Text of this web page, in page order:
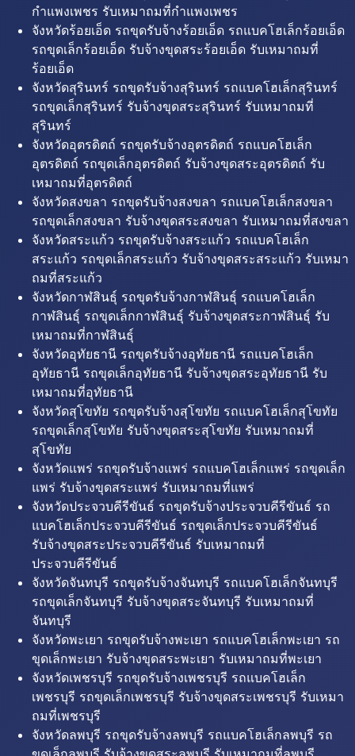
กำแพงเพชร รับเหมาถมที่กำแพงเพชร
จังหวัดร้อยเอ็ด รถขุดรับจ้างร้อยเอ็ด รถแบคโฮเล็กร้อยเอ็ด
รถขุดเล็กร้อยเอ็ด รับจ้างขุดสระร้อยเอ็ด รับเหมาถมที่
ร้อยเอ็ด
จังหวัดสุรินทร์ รถขุดรับจ้างสุรินทร์ รถแบคโฮเล็กสุรินทร์
รถขุดเล็กสุรินทร์ รับจ้างขุดสระสุรินทร์ รับเหมาถมที่
สุรินทร์
จังหวัดอุตรดิตถ์ รถขุดรับจ้างอุตรดิตถ์ รถแบคโฮเล็ก
อุตรดิตถ์ รถขุดเล็กอุตรดิตถ์ รับจ้างขุดสระอุตรดิตถ์ รับ
เหมาถมที่อุตรดิตถ์
จังหวัดสงขลา รถขุดรับจ้างสงขลา รถแบคโฮเล็กสงขลา
รถขุดเล็กสงขลา รับจ้างขุดสระสงขลา รับเหมาถมที่สงขลา
จังหวัดสระแก้ว รถขุดรับจ้างสระแก้ว รถแบคโฮเล็ก
สระแก้ว รถขุดเล็กสระแก้ว รับจ้างขุดสระสระแก้ว รับเหมา
ถมที่สระแก้ว
จังหวัดกาฬสินธุ์ รถขุดรับจ้างกาฬสินธุ์ รถแบคโฮเล็ก
กาฬสินธุ์ รถขุดเล็กกาฬสินธุ์ รับจ้างขุดสระกาฬสินธุ์ รับ
เหมาถมที่กาฬสินธุ์
จังหวัดอุทัยธานี รถขุดรับจ้างอุทัยธานี รถแบคโฮเล็ก
อุทัยธานี รถขุดเล็กอุทัยธานี รับจ้างขุดสระอุทัยธานี รับ
เหมาถมที่อุทัยธานี
จังหวัดสุโขทัย รถขุดรับจ้างสุโขทัย รถแบคโฮเล็กสุโขทัย
รถขุดเล็กสุโขทัย รับจ้างขุดสระสุโขทัย รับเหมาถมที่
สุโขทัย
จังหวัดแพร่ รถขุดรับจ้างแพร่ รถแบคโฮเล็กแพร่ รถขุดเล็ก
แพร่ รับจ้างขุดสระแพร่ รับเหมาถมที่แพร่
จังหวัดประจวบคีรีขันธ์ รถขุดรับจ้างประจวบคีรีขันธ์ รถ
แบคโฮเล็กประจวบคีรีขันธ์ รถขุดเล็กประจวบคีรีขันธ์
รับจ้างขุดสระประจวบคีรีขันธ์ รับเหมาถมที่
ประจวบคีรีขันธ์
จังหวัดจันทบุรี รถขุดรับจ้างจันทบุรี รถแบคโฮเล็กจันทบุรี
รถขุดเล็กจันทบุรี รับจ้างขุดสระจันทบุรี รับเหมาถมที่
จันทบุรี
จังหวัดพะเยา รถขุดรับจ้างพะเยา รถแบคโฮเล็กพะเยา รถ
ขุดเล็กพะเยา รับจ้างขุดสระพะเยา รับเหมาถมที่พะเยา
จังหวัดเพชรบุรี รถขุดรับจ้างเพชรบุรี รถแบคโฮเล็ก
เพชรบุรี รถขุดเล็กเพชรบุรี รับจ้างขุดสระเพชรบุรี รับเหมา
ถมที่เพชรบุรี
จังหวัดลพบุรี รถขุดรับจ้างลพบุรี รถแบคโฮเล็กลพบุรี รถ